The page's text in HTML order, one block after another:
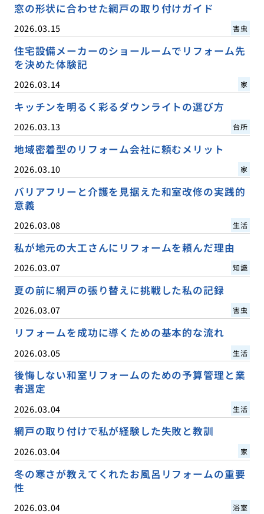
窓の形状に合わせた網戸の取り付けガイド
2026.03.15 害虫
住宅設備メーカーのショールームでリフォーム先
を決めた体験記
2026.03.14 家
キッチンを明るく彩るダウンライトの選び方
2026.03.13 台所
地域密着型のリフォーム会社に頼むメリット
2026.03.10 家
バリアフリーと介護を見据えた和室改修の実践的
意義
2026.03.08 生活
私が地元の大工さんにリフォームを頼んだ理由
2026.03.07 知識
夏の前に網戸の張り替えに挑戦した私の記録
2026.03.07 害虫
リフォームを成功に導くための基本的な流れ
2026.03.05 生活
後悔しない和室リフォームのための予算管理と業
者選定
2026.03.04 生活
網戸の取り付けで私が経験した失敗と教訓
2026.03.04 家
冬の寒さが教えてくれたお風呂リフォームの重要
性
2026.03.04 浴室